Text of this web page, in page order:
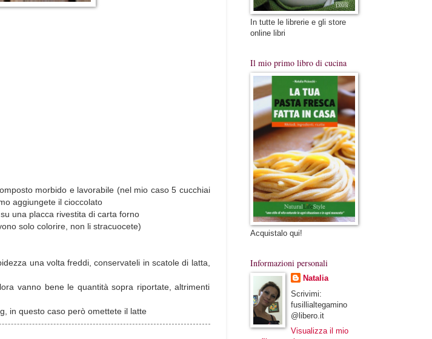
morbido e lavorabile (nel mio caso 5 cucchiai
aggiungete il cioccolato
una placca rivestita di carta forno
solo colorire, non li stracuocete)
una volta freddi, conservateli in scatole di latta,
vanno bene le quantità sopra riportate, altrimenti
in questo caso però omettete il latte
In tutte le librerie e gli store
online libri
Il mio primo libro di cucina
Acquistalo qui!
Informazioni personali
Natalia
Scrivimi:
fusillialtegamino
@libero.it
Visualizza il mio